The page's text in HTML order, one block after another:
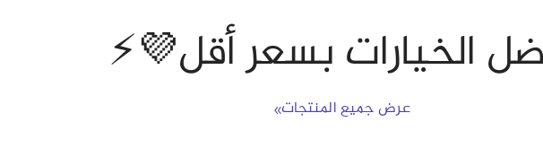
الخيارات بسعر أقل💜⚡
عرض جميع المنتجات